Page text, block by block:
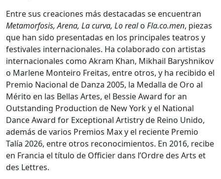
Entre sus creaciones más destacadas se encuentran
Metamorfosis, Arena, La curva, Lo realo Fla.co.men, piezas
que han sido presentadas en los principales teatros y
festivales internacionales. Ha colaborado con artistas
internacionales como Akram Khan, Mikhail Baryshnikov
o Marlene Monteiro Freitas, entre otros, y ha recibido el
Premio Nacional de Danza 2005, la Medalla de Oro al
Mérito en las Bellas Artes, el Bessie Award for an
Outstanding Production de New York y el National
Dance Award for Exceptional Artistry de Reino Unido,
además de varios Premios Max y el reciente Premio
Talía 2026, entre otros reconocimientos. En 2016, recibe
en Francia el título de Officier dans l’Ordre des Arts et
des Lettres.